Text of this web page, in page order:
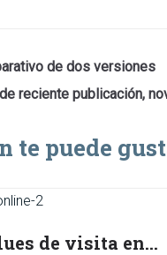
de dos versiones
reciente publicación,
te puede
de visita en…